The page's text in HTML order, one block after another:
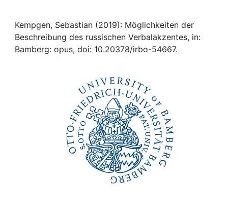
Awards
Kempgen, Sebastian (2019): Möglichkeiten der
Beschreibung des russischen Verbalakzentes, in:
Bamberg: opus, doi: 10.20378/irbo-54667.